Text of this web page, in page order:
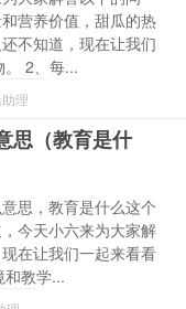
营养价值，甜瓜的热
不知道，现在让我们
。 2、每...
理
思（教育是什
思，教育是什么这个
今天小六来为大家解
在让我们一起来看看
和教学...